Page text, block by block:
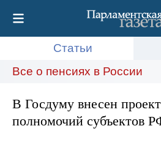
Статьи
Все о пенсиях в России
В Госдуму внесен
полномочий субъектов